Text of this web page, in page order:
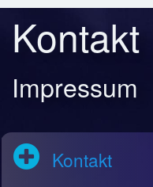
Kontakt
Impressum
Kontakt